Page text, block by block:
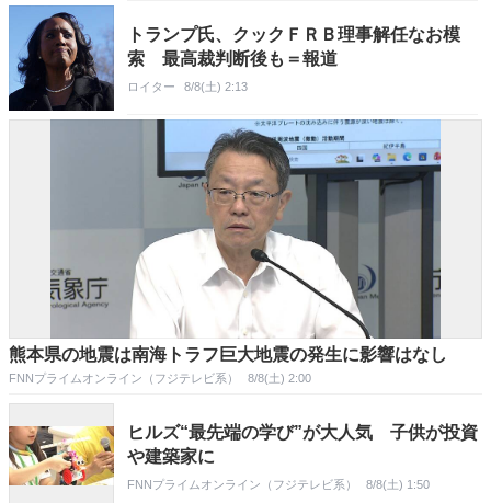
トランプ氏、クックＦＲＢ理事解任なお模
索 最高裁判断後も＝報道
ロイター 8/8(土) 2:13
熊本県の地震は南海トラフ巨大地震の発生に影響はなし
FNNプライムオンライン（フジテレビ系） 8/8(土) 2:00
ヒルズ“最先端の学び”が大人気 子供が投資
や建築家に
FNNプライムオンライン（フジテレビ系） 8/8(土) 1:50